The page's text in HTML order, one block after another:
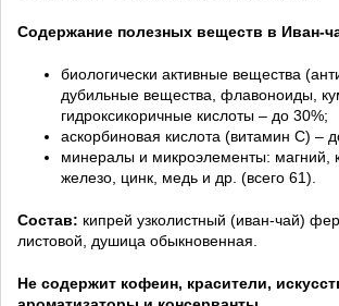
Содержание полезных веществ в Иван-
биологически активные вещества
дубильные вещества, флавоноиды,
гидроксикоричные кислоты – до 30%;
аскорбиновая кислота (витамин С) –
минералы и микроэлементы: магний,
железо, цинк, медь и др. (всего 61).
Состав: кипрей узколистный (иван-чай)
листовой, душица обыкновенная.
Не содержит кофеин, красители,